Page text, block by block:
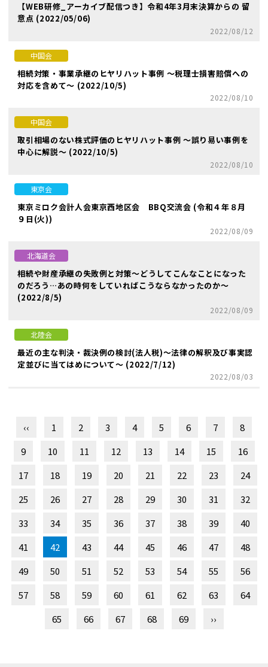
【WEB研修_アーカイブ配信つき】令和4年3月末決算からの 留
意点 (2022/05/06)
2022/08/12
中国会
相続対策・事業承継のヒヤリハット事例 ～税理士損害賠償への
対応を含めて～ (2022/10/5)
2022/08/10
中国会
取引相場のない株式評価のヒヤリハット事例 ～誤り易い事例を
中心に解説～ (2022/10/5)
2022/08/10
東京会
東京ミロク会計人会東京西地区会 BBQ交流会 (令和４年８月
９日(火))
2022/08/09
北海道会
相続や財産承継の失敗例と対策～どうしてこんなことになった
のだろう…あの時何をしていればこうならなかったのか～
(2022/8/5)
2022/08/09
北陸会
最近の主な判決・裁決例の検討(法人税)～法律の解釈及び事実認
定並びに当てはめについて～ (2022/7/12)
2022/08/03
‹‹ 1 2 3 4 5 6 7
8
9
10 11 12 13 14 15
16
17
18 19 20 21 22 23
24
25
26 27 28 29 30 31
32
33
34 35 36 37 38 39
40
41
42 43 44 45 46 47
48
49
50 51 52 53 54 55
56
57
58 59 60 61 62 63
64
65
66 67 68 69 ››